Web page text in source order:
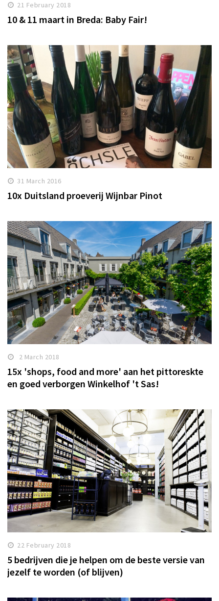
21 February 2018
10 & 11 maart in Breda: Baby Fair!
31 March 2016
10x Duitsland proeverij Wijnbar Pinot
2 March 2018
15x 'shops, food and more' aan het pittoreskte
en goed verborgen Winkelhof 't Sas!
22 February 2018
5 bedrijven die je helpen om de beste versie van
jezelf te worden (of blijven)